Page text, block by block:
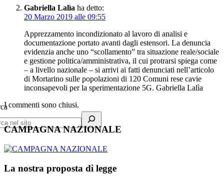
Gabriella Lalìa ha detto:
20 Marzo 2019 alle 09:55
Apprezzamento incondizionato al lavoro di analisi e
documentazione portato avanti dagli estensori. La denuncia
evidenzia anche uno “scollamento” tra situazione reale/sociale
e gestione politica/amministrativa, il cui protrarsi spiega come
– a livello nazionale – si arrivi ai fatti denunciati nell’articolo
di Mortarino sulle popolazioni di 120 Comuni rese cavie
inconsapevoli per la sperimentazione 5G. Gabriella Lalìa
I commenti sono chiusi.
CAMPAGNA NAZIONALE
La nostra proposta di legge